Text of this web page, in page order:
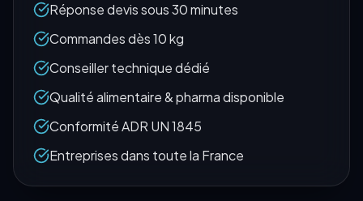
Réponse devis sous 30 minutes
Commandes dès 10 kg
Conseiller technique dédié
Qualité alimentaire & pharma disponible
Conformité ADR UN 1845
Entreprises dans toute la France